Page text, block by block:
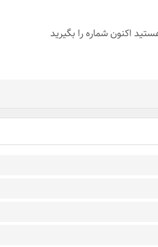
اکنون شماره را بگیرید